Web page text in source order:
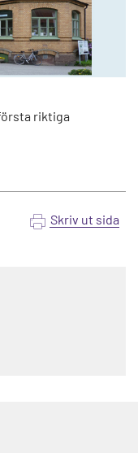
riktiga
Skriv ut sida